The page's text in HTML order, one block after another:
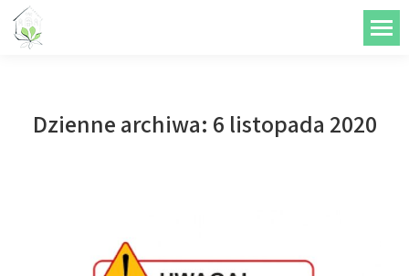
treści
Dzienne archiwa: 6 listopada 2020